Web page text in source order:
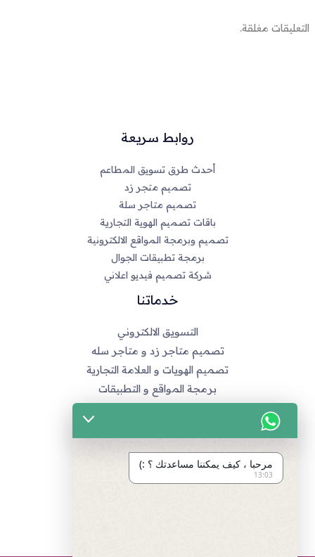
التعليقات مغلقة.
روابط سريعة
أحدث طرق تسويق المطاعم
تصميم متجر زد
تصميم متاجر سلة
باقات تصميم الهوية التجارية
تصميم وبرمجة المواقع الالكترونية
برمجة تطبيقات الجوال
شركة تصميم فيديو اعلاني
خدماتنا
التسويق الالكتروني
تصميم متاجر زد و متاجر سله
تصميم الهويات و العلامة التجارية
برمجة المواقع و التطبيقات
تصميم و مونتاج الفيديو
مراجع
سياسة الخصوصية
اتفاقية العمل
مرحبا ، كيف يمكننا مساعدتك ؟ :)
13:03